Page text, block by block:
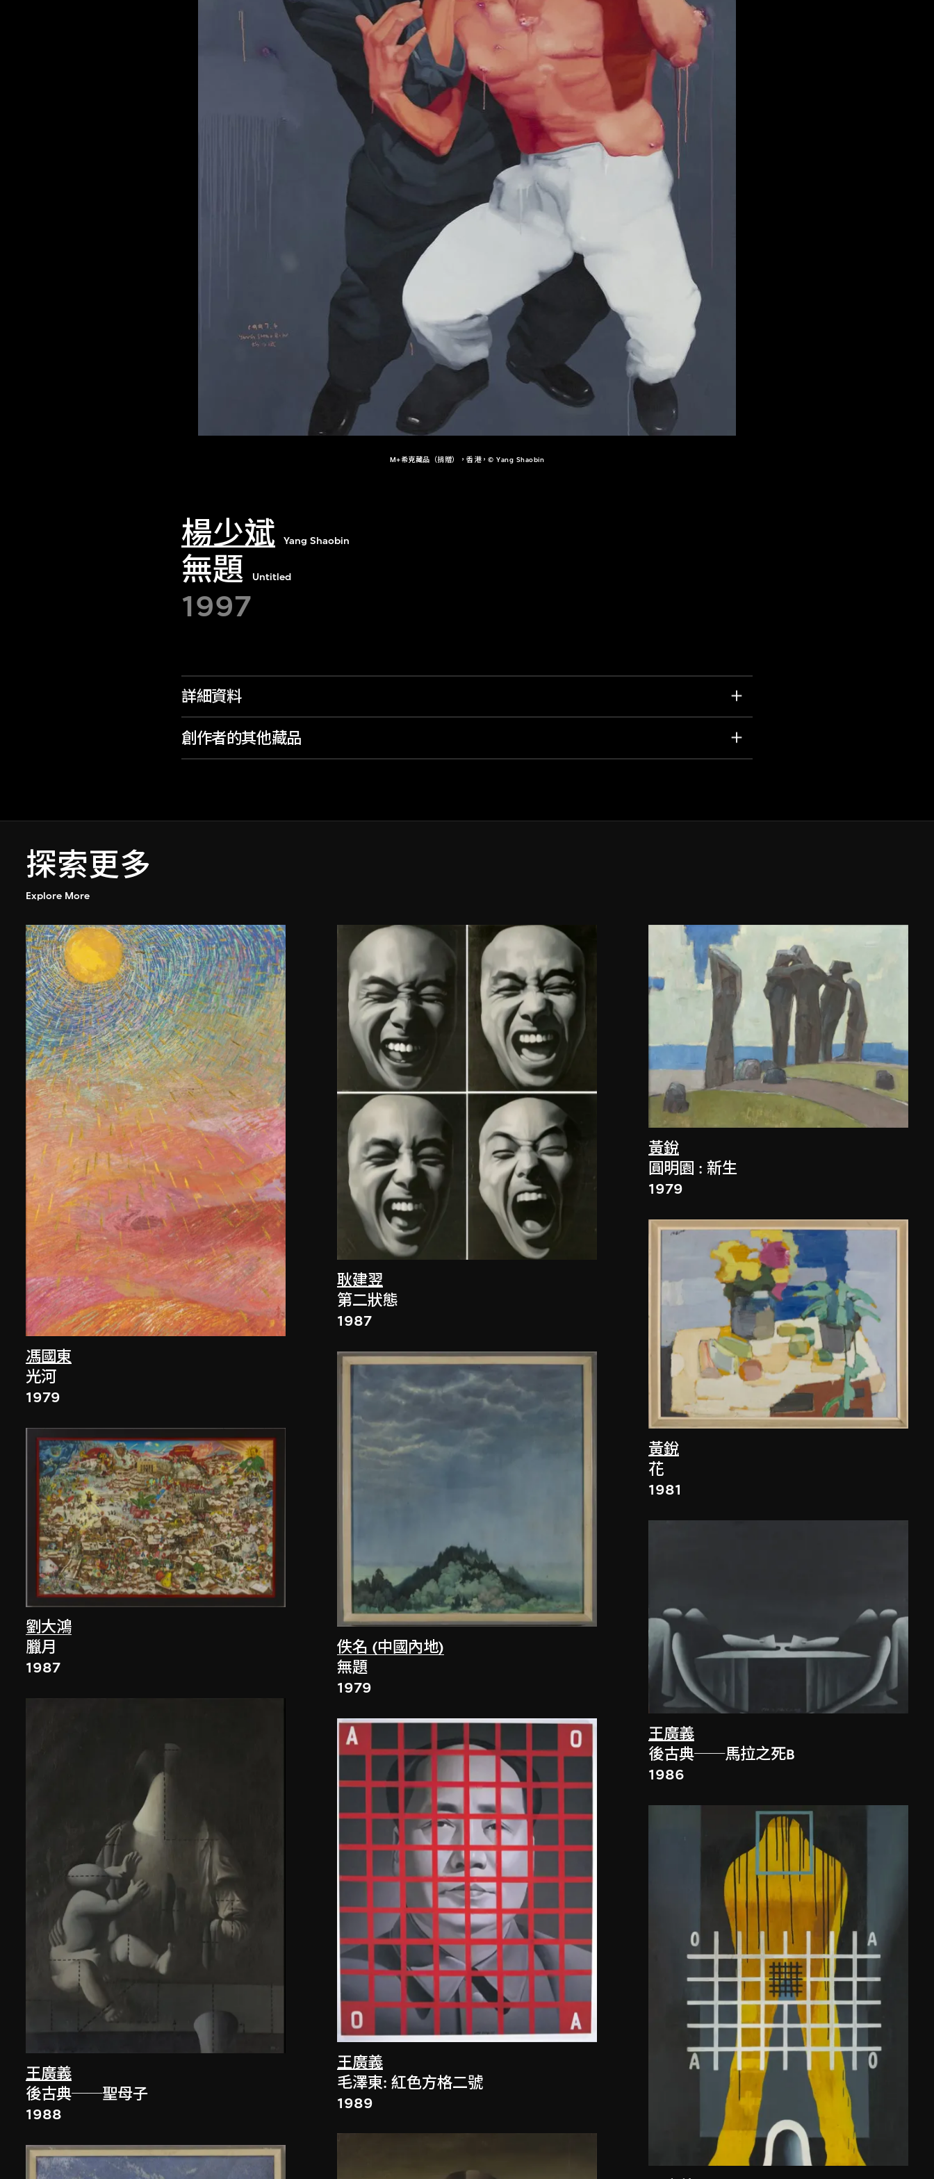
M+希克藏品（捐贈），香港，© Yang Shaobin
楊少斌 Yang Shaobin
無題 Untitled
1997
詳細資料
創作者的其他藏品
探索更多
Explore More
馮國東
光河
1979
劉大鴻
臘月
1987
王廣義
後古典──聖母子
1988
耿建翌
第二狀態
1987
佚名 (中國內地)
無題
1979
王廣義
毛澤東: 紅色方格二號
1989
黃銳
圓明園 : 新生
1979
黃銳
花
1981
王廣義
後古典──馬拉之死B
1986